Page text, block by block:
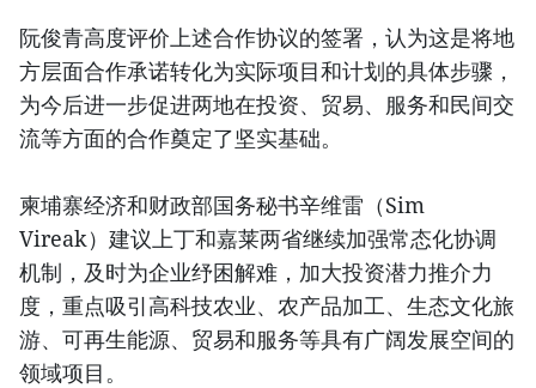
阮俊青高度评价上述合作协议的签署，认为这是将地
方层面合作承诺转化为实际项目和计划的具体步骤，
为今后进一步促进两地在投资、贸易、服务和民间交
流等方面的合作奠定了坚实基础。
柬埔寨经济和财政部国务秘书辛维雷（Sim
Vireak）建议上丁和嘉莱两省继续加强常态化协调
机制，及时为企业纾困解难，加大投资潜力推介力
度，重点吸引高科技农业、农产品加工、生态文化旅
游、可再生能源、贸易和服务等具有广阔发展空间的
领域项目。